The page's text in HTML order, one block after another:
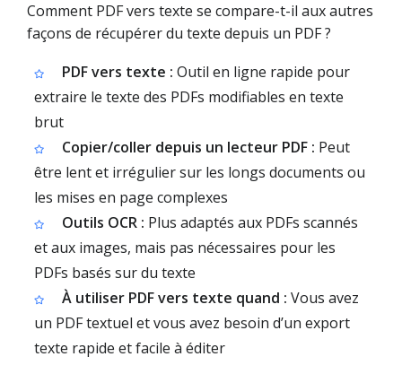
Comment PDF vers texte se compare-t-il aux autres
façons de récupérer du texte depuis un PDF ?
PDF vers texte : Outil en ligne rapide pour
extraire le texte des PDFs modifiables en texte
brut
Copier/coller depuis un lecteur PDF : Peut
être lent et irrégulier sur les longs documents ou
les mises en page complexes
Outils OCR : Plus adaptés aux PDFs scannés
et aux images, mais pas nécessaires pour les
PDFs basés sur du texte
À utiliser PDF vers texte quand : Vous avez
un PDF textuel et vous avez besoin d’un export
texte rapide et facile à éditer